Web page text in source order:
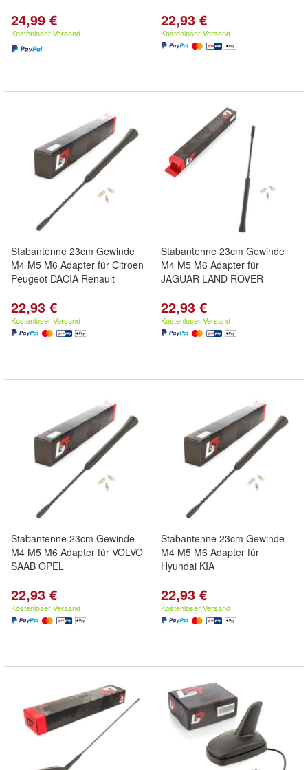
24,99 €
Kostenloser Versand
22,93 €
Kostenloser Versand
Stabantenne 23cm Gewinde
M4 M5 M6 Adapter für Citroen
Peugeot DACIA Renault
22,93 €
Kostenloser Versand
Stabantenne 23cm Gewinde
M4 M5 M6 Adapter für
JAGUAR LAND ROVER
22,93 €
Kostenloser Versand
Stabantenne 23cm Gewinde
M4 M5 M6 Adapter für VOLVO
SAAB OPEL
22,93 €
Kostenloser Versand
Stabantenne 23cm Gewinde
M4 M5 M6 Adapter für
Hyundai KIA
22,93 €
Kostenloser Versand